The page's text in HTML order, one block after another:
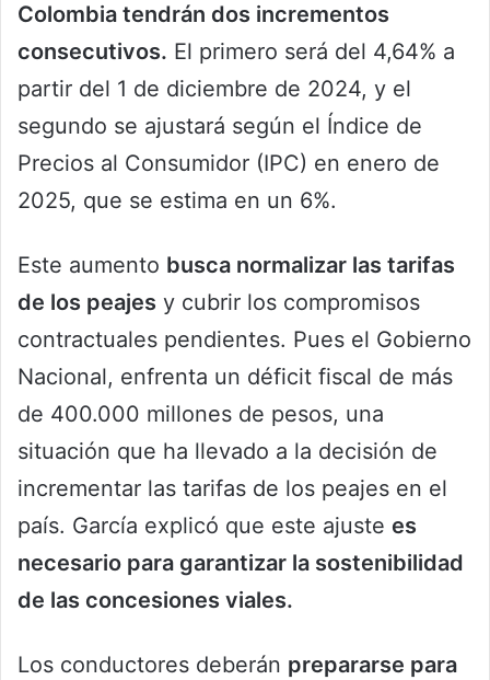
Colombia tendrán dos incrementos
consecutivos. El primero será del 4,64% a
partir del 1 de diciembre de 2024, y el
segundo se ajustará según el Índice de
Precios al Consumidor (IPC) en enero de
2025, que se estima en un 6%.
Este aumento busca normalizar las tarifas
de los peajes y cubrir los compromisos
contractuales pendientes. Pues el Gobierno
Nacional, enfrenta un déficit fiscal de más
de 400.000 millones de pesos, una
situación que ha llevado a la decisión de
incrementar las tarifas de los peajes en el
país. García explicó que este ajuste es
necesario para garantizar la sostenibilidad
de las concesiones viales.
Los conductores deberán prepararse para